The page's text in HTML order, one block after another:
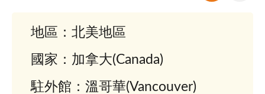
地區：北美地區
國家：加拿大(Canada)
駐外館：溫哥華(Vancouver)